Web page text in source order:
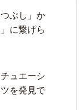
ぶし」か
に繋げら
ュエーシ
を発見で